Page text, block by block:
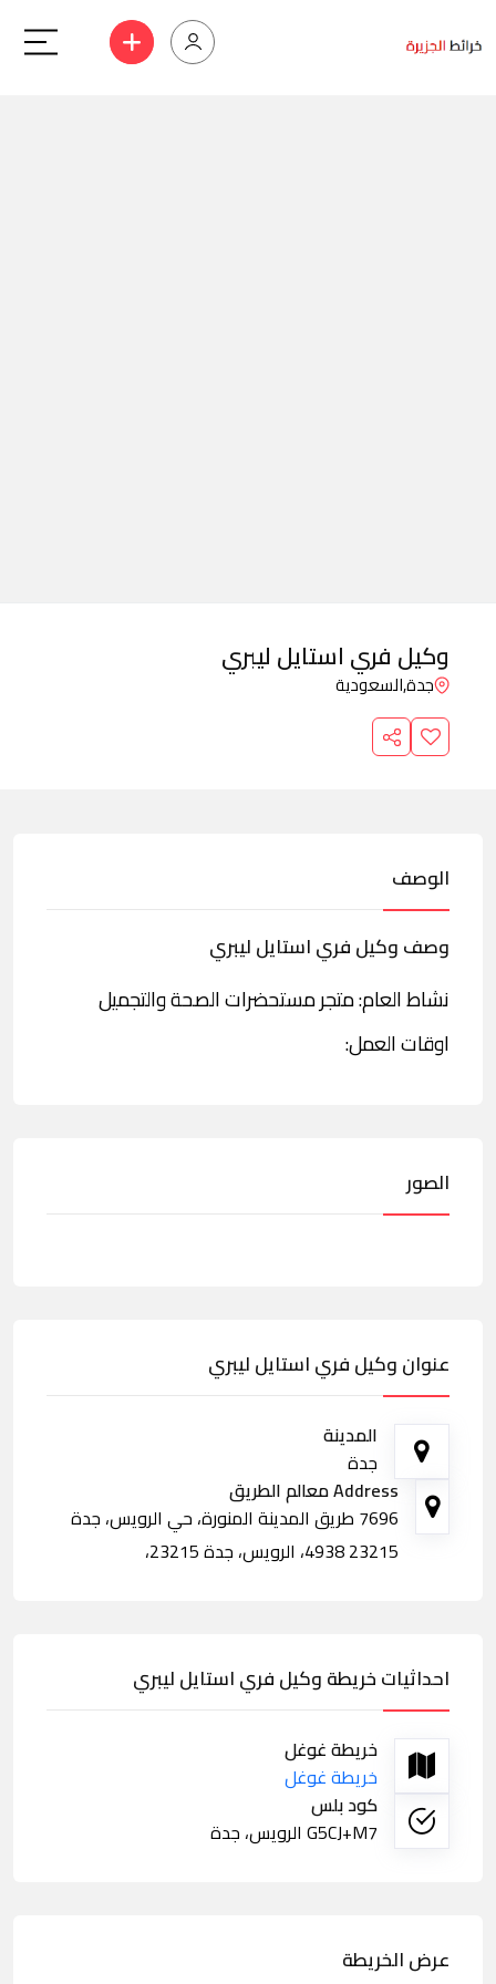
وكيل فري استايل ليبري
جدة,السعودية
الوصف
وصف وكيل فري استايل ليبري
نشاط العام: متجر مستحضرات الصحة والتجميل
اوقات العمل:
الصور
عنوان وكيل فري استايل ليبري
المدينة
جدة
Address معالم الطريق
7696 طريق المدينة المنورة، حي الرويس، جدة
23215 4938، الرويس، جدة 23215،
احداثيات خريطة وكيل فري استايل ليبري
خريطة غوغل
خريطة غوغل
كود بلس
G5CJ+M7 الرويس، جدة
عرض الخريطة